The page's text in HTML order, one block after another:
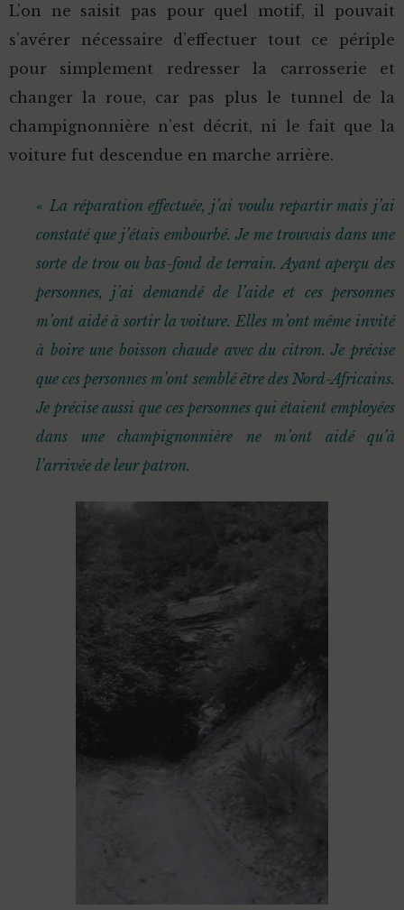
L’on ne saisit pas pour quel motif, il pouvait
s’avérer nécessaire d’effectuer tout ce périple
pour simplement redresser la carrosserie et
changer la roue, car pas plus le tunnel de la
champignonnière n’est décrit, ni le fait que la
voiture fut descendue en marche arrière.
« La réparation effectuée, j’ai voulu repartir mais j’ai
constaté que j’étais embourbé. Je me trouvais dans une
sorte de trou ou bas-fond de terrain. Ayant aperçu des
personnes, j’ai demandé de l’aide et ces personnes
m’ont aidé à sortir la voiture. Elles m’ont même invité
à boire une boisson chaude avec du citron. Je précise
que ces personnes m’ont semblé être des Nord-Africains.
Je précise aussi que ces personnes qui étaient employées
dans une champignonnière ne m’ont aidé qu’à
l’arrivée de leur patron.